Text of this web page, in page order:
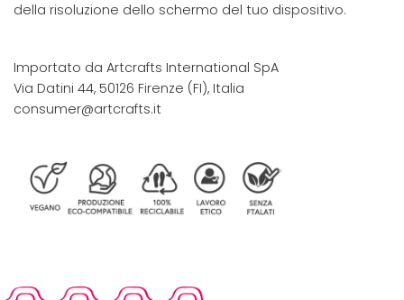
della risoluzione dello schermo del tuo dispositivo.
Importato da Artcrafts International SpA
Via Datini 44, 50126 Firenze (FI), Italia
consumer@artcrafts.it